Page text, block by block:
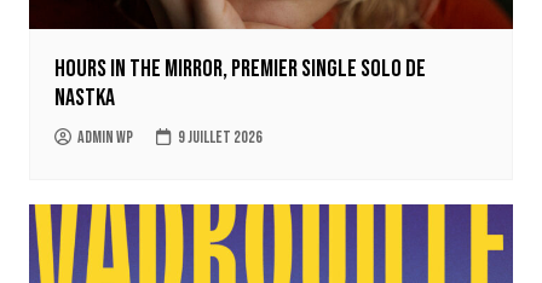
Hours in the mirror, premier single solo de
Nastka
Admin WP 9 juillet 2026